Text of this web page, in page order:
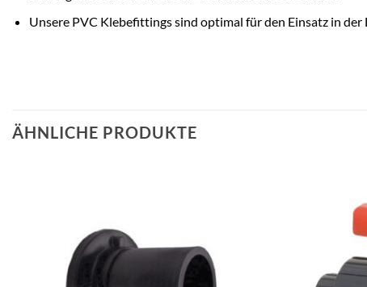
Unsere PVC Klebefittings sind optimal für den Einsatz in
ÄHNLICHE PRODUKTE